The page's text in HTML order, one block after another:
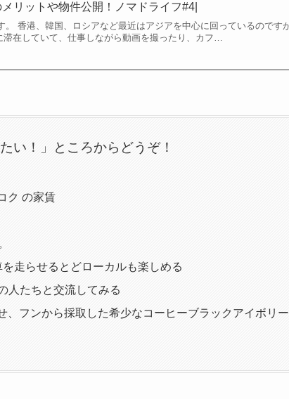
リットや物件公開！ノマドライフ#4|
。 香港、韓国、ロシアなど最近はアジアを中心に回っているのです
滞在していて、仕事しながら動画を撮ったり、カフ…
たい！」ところからどうぞ！
ク の家賃
走らせるとどローカルも楽しめる
人たちと交流してみる
、フンから採取した希少なコーヒーブラックアイボリー